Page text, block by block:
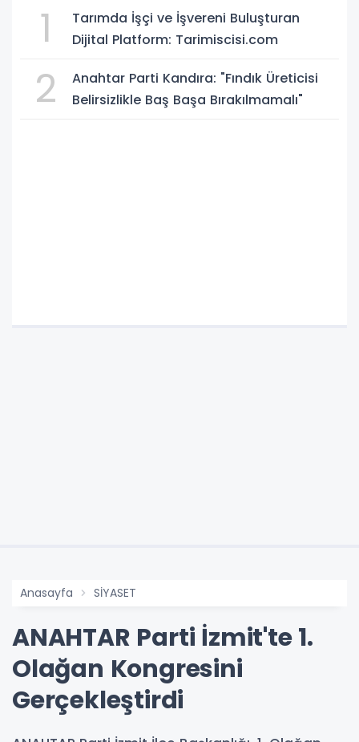
1
Tarımda İşçi ve İşvereni Buluşturan
Dijital Platform: Tarimiscisi.com
2
Anahtar Parti Kandıra: "Fındık Üreticisi
Belirsizlikle Baş Başa Bırakılmamalı"
Anasayfa SİYASET
ANAHTAR Parti İzmit'te 1.
Olağan Kongresini
Gerçekleştirdi